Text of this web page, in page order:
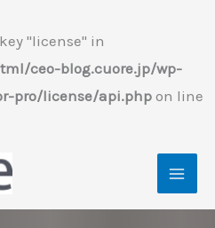
"license" in
ceo-blog.cuore.jp/wp-
pro/license/api.php on line